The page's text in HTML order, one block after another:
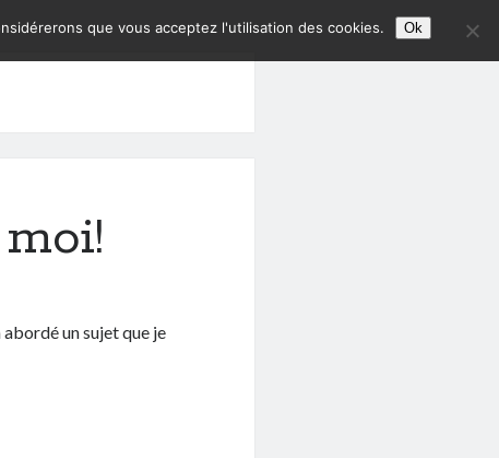
un sujet que je
que vous acceptez l'utilisation des cookies. Ok